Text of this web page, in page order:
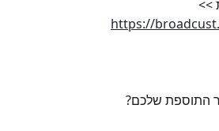
>>
https://
התוספת שלכם?